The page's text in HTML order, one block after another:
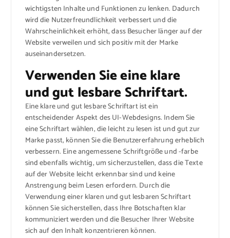
wichtigsten Inhalte und Funktionen zu lenken. Dadurch
wird die Nutzerfreundlichkeit verbessert und die
Wahrscheinlichkeit erhöht, dass Besucher länger auf der
Website verweilen und sich positiv mit der Marke
auseinandersetzen.
Verwenden Sie eine klare
und gut lesbare Schriftart.
Eine klare und gut lesbare Schriftart ist ein
entscheidender Aspekt des UI-Webdesigns. Indem Sie
eine Schriftart wählen, die leicht zu lesen ist und gut zur
Marke passt, können Sie die Benutzererfahrung erheblich
verbessern. Eine angemessene Schriftgröße und -farbe
sind ebenfalls wichtig, um sicherzustellen, dass die Texte
auf der Website leicht erkennbar sind und keine
Anstrengung beim Lesen erfordern. Durch die
Verwendung einer klaren und gut lesbaren Schriftart
können Sie sicherstellen, dass Ihre Botschaften klar
kommuniziert werden und die Besucher Ihrer Website
sich auf den Inhalt konzentrieren können.